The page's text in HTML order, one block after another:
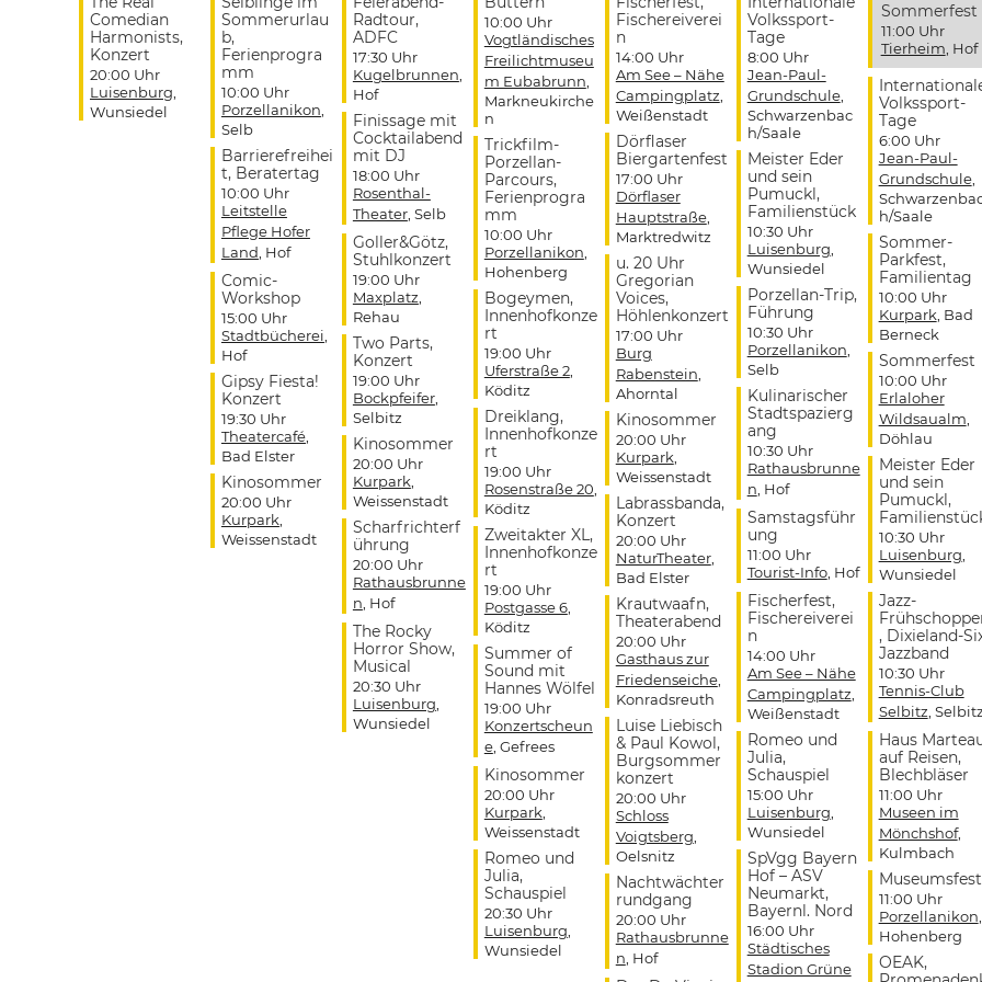
Comedian
Harmonists,
Konzert
20:00 Uhr
Luisenburg
Wunsiedel
Sommerurlau
b,
Ferienprogra
mm
10:00 Uhr
Porzellanikon
Selb
Barrierefreihei
t, Beratertag
10:00 Uhr
Leitstelle
Pflege Hofer
Land , Hof
Comic-
Workshop
15:00 Uhr
Stadtbücherei
Hof
Gipsy Fiesta!
Konzert
19:30 Uhr
Theatercafé,
Bad Elster
Kinosommer
20:00 Uhr
Kurpark
Weissenstadt
Radtour,
ADFC
17:30 Uhr
Kugelbrunnen
Hof
Finissage mit
Cocktailabend
mit DJ
18:00 Uhr
Rosenthal-
Theater, Selb
Goller&Götz,
Stuhlkonzert
19:00 Uhr
Maxplatz
Rehau
Two Parts,
Konzert
19:00 Uhr
Bockpfeifer,
Selbitz
Kinosommer
20:00 Uhr
Kurpark
Weissenstadt
Scharfrichterf
ührung
20:00 Uhr
Rathausbrunne
n , Hof
The Rocky
Horror Show,
Musical
20:30 Uhr
Luisenburg
Wunsiedel
10:00 Uhr
Vogtländisches
Freilichtmuseu
m Eubabrunn
Markneukirche
n
Trickfilm-
Porzellan-
Parcours,
Ferienprogra
mm
10:00 Uhr
Porzellanikon
Hohenberg
Bogeymen,
Innenhofkonze
rt
19:00 Uhr
Uferstraße 2,
Köditz
Dreiklang,
Innenhofkonze
rt
19:00 Uhr
Rosenstraße 20
Köditz
Zweitakter XL,
Innenhofkonze
rt
19:00 Uhr
Postgasse 6,
Köditz
Summer of
Sound mit
Hannes Wölfel
19:00 Uhr
Konzertscheun
e, Gefrees
Kinosommer
20:00 Uhr
Kurpark
Weissenstadt
Romeo und
Julia,
Schauspiel
20:30 Uhr
Luisenburg
Wunsiedel
Fischereiverei
n
14:00 Uhr
Am See – Nähe
Campingplatz
Weißenstadt
Dörflaser
Biergartenfest
17:00 Uhr
Dörflaser
Hauptstraße,
Marktredwitz
u. 20 Uhr
Gregorian
Voices,
Höhlenkonzert
17:00 Uhr
Burg
Rabenstein
Ahorntal
Kinosommer
20:00 Uhr
Kurpark
Weissenstadt
Labrassbanda,
Konzert
20:00 Uhr
NaturTheater,
Bad Elster
Krautwaafn,
Theaterabend
20:00 Uhr
Gasthaus zur
Friedenseiche,
Konradsreuth
Luise Liebisch
& Paul Kowol,
Burgsommer
konzert
20:00 Uhr
Schloss
Voigtsberg
Oelsnitz
Nachtwächter
rundgang
20:00 Uhr
Rathausbrunne
n , Hof
Volkssport-
Tage
8:00 Uhr
Jean-Paul-
Grundschule,
Schwarzenbac
h/Saale
Meister Eder
und sein
Pumuckl,
Familienstück
10:30 Uhr
Luisenburg
Wunsiedel
Porzellan-Trip,
Führung
10:30 Uhr
Porzellanikon
Selb
Kulinarischer
Stadtspazierg
ang
10:30 Uhr
Rathausbrunne
n , Hof
Samstagsführ
ung
11:00 Uhr
Tourist-Info, Hof
Fischerfest,
Fischereiverei
n
14:00 Uhr
Am See – Nähe
Campingplatz
Weißenstadt
Romeo und
Julia,
Schauspiel
15:00 Uhr
Luisenburg
Wunsiedel
SpVgg Bayern
Hof – ASV
Neumarkt,
Bayernl. Nord
16:00 Uhr
Städtisches
Stadion Grüne
Sommerfest
11:00 Uhr
Tierheim , Hof
Volkssport-
Tage
6:00 Uhr
Jean-Paul-
Grundschule,
h/Saale
Sommer-
Parkfest,
Familientag
10:00 Uhr
Kurpark , Bad
Berneck
Sommerfest
10:00 Uhr
Erlaloher
Wildsaualm
Döhlau
Meister Eder
und sein
Pumuckl,
10:30 Uhr
Luisenburg
Wunsiedel
Jazz-
, Dixieland-
Jazzband
10:30 Uhr
Tennis-Club
Selbitz ,
Haus
auf Reisen,
Blechbläser
11:00 Uhr
Museen im
Mönchshof,
Kulmbach
Museumsfest
11:00 Uhr
Porzellanikon
Hohenberg
OEAK,